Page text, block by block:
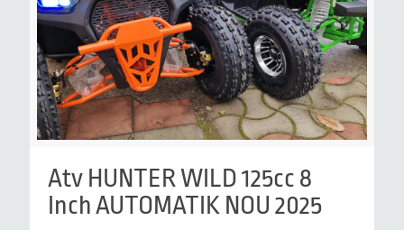
Atv HUNTER WILD 125cc 8
Inch AUTOMATIK NOU 2025